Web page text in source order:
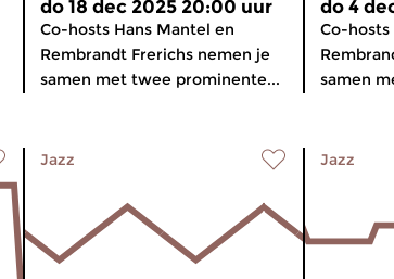
do 18 dec 2025 20:00 uur
Co-hosts Hans Mantel en
Rembrandt Frerichs nemen je
samen met twee prominente...
do 4
Co-hosts
samen
Jazz Jazz